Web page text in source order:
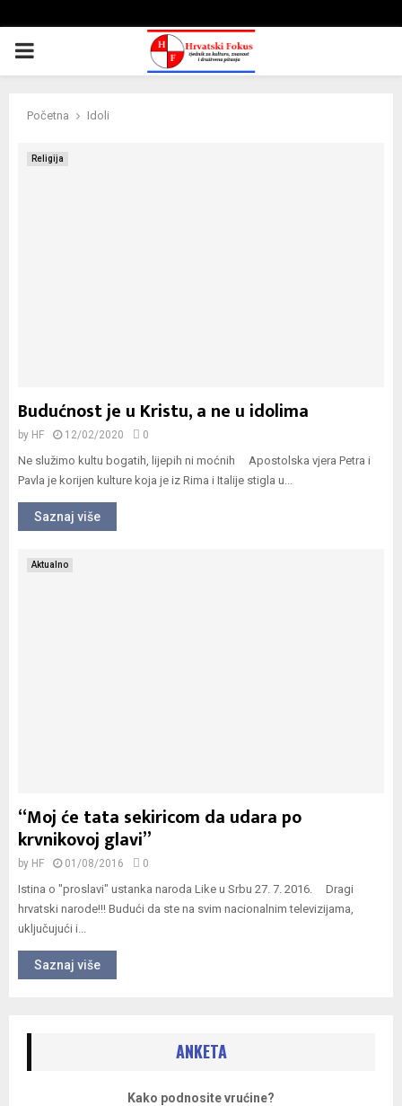
PRIMARY
Početna Idoli
Religija
Budućnost je u Kristu, a ne u idolima
by HF 12/02/2020 0
Ne služimo kultu bogatih, lijepih ni moćnih Apostolska vjera Petra i
Pavla je korijen kulture koja je iz Rima i Italije stigla u...
Saznaj više
Aktualno
“Moj će tata sekiricom da udara po
krvnikovoj glavi”
by HF 01/08/2016 0
Istina o "proslavi" ustanka naroda Like u Srbu 27. 7. 2016. Dragi
hrvatski narode!!! Budući da ste na svim nacionalnim televizijama,
uključujući i...
Saznaj više
ANKETA
Kako podnosite vrućine?